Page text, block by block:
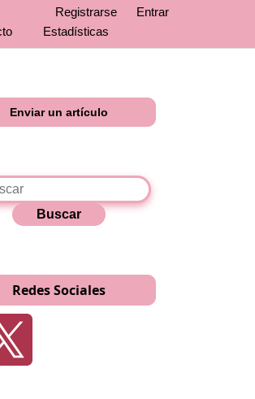
Estadísticas
Registrarse Entrar
Enviar un artículo
Buscar
Redes Sociales